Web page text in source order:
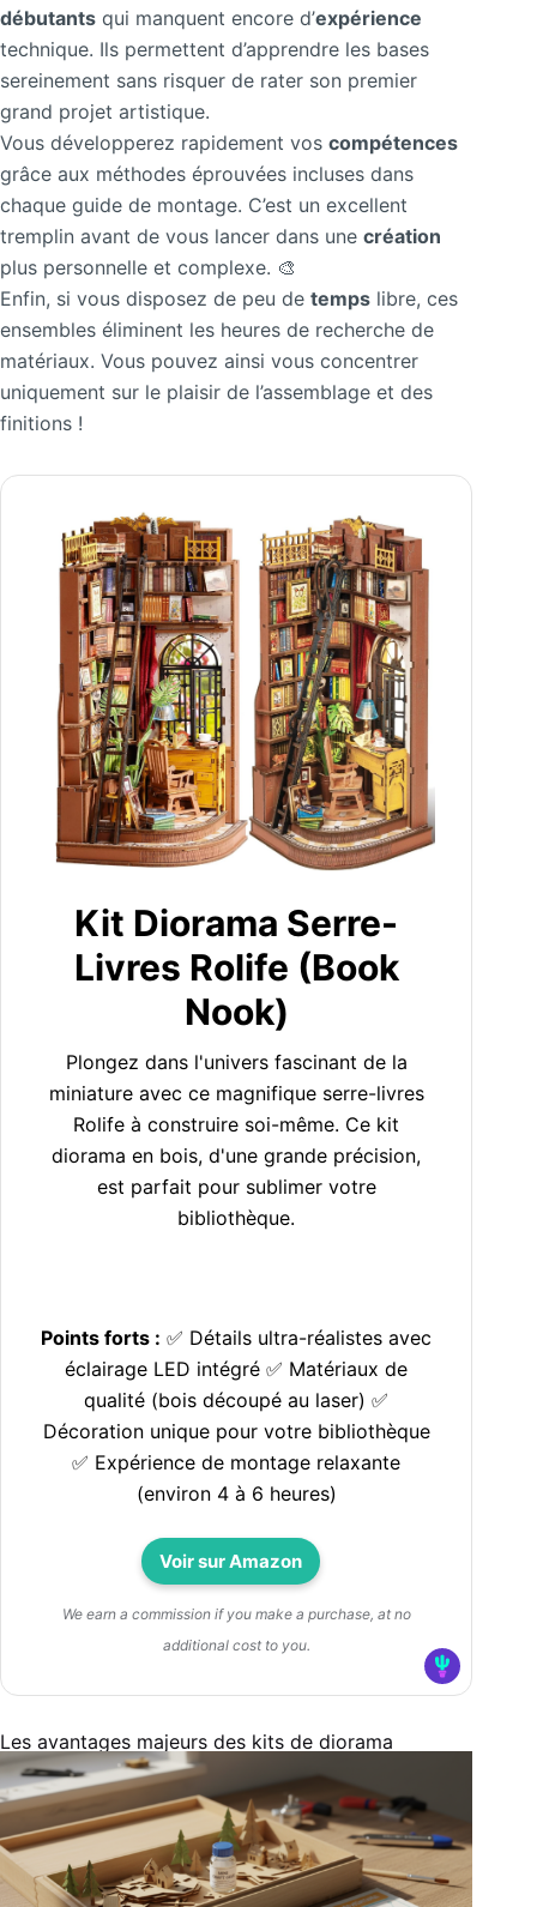
débutants qui manquent encore d’expérience
technique. Ils permettent d’apprendre les bases
sereinement sans risquer de rater son premier
grand projet artistique.
Vous développerez rapidement vos compétences
grâce aux méthodes éprouvées incluses dans
chaque guide de montage. C’est un excellent
tremplin avant de vous lancer dans une création
plus personnelle et complexe. 🎨
Enfin, si vous disposez de peu de temps libre, ces
ensembles éliminent les heures de recherche de
matériaux. Vous pouvez ainsi vous concentrer
uniquement sur le plaisir de l’assemblage et des
finitions !
Kit Diorama Serre-
Livres Rolife (Book
Nook)
Plongez dans l'univers fascinant de la
miniature avec ce magnifique serre-livres
Rolife à construire soi-même. Ce kit
diorama en bois, d'une grande précision,
est parfait pour sublimer votre
bibliothèque.
Points forts : ✅ Détails ultra-réalistes avec
éclairage LED intégré ✅ Matériaux de
qualité (bois découpé au laser) ✅
Décoration unique pour votre bibliothèque
✅ Expérience de montage relaxante
(environ 4 à 6 heures)
Voir sur Amazon
We earn a commission if you make a purchase, at no
additional cost to you.
Les avantages majeurs des kits de diorama